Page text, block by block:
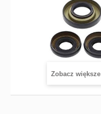
Zobacz większe